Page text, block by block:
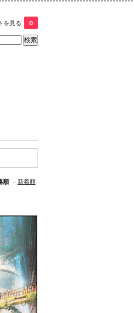
を見る 0
順 - 新着順